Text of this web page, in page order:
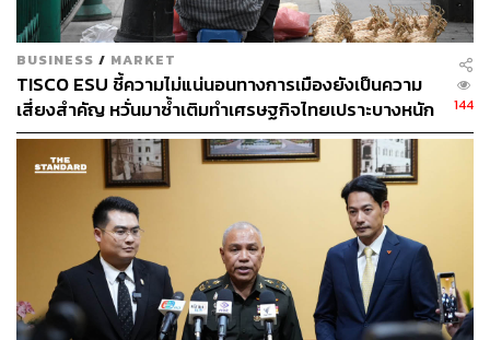
TAGS: หวย สลากกินแบ่งรัฐบาล กองทุน RMF
LTF
ศูนย์วิเคราะห์เศรษฐกิจทีเอ็มบี
ABOUT THE AUTHOR
BUSINESS / MARKET
TISCO ESU ชี้ความไม่แน่นอนทางการเมืองยังเป็นความ
เสี่ยงสำคัญ หวั่นมาซ้ำเติมทำเศรษฐกิจไทยเปราะบางหนัก
144